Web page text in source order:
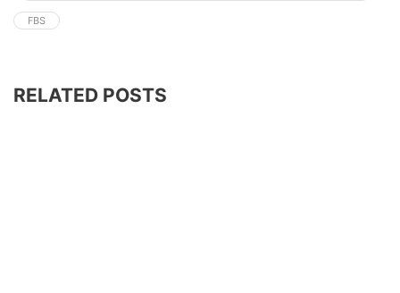
FBS
RELATED POSTS